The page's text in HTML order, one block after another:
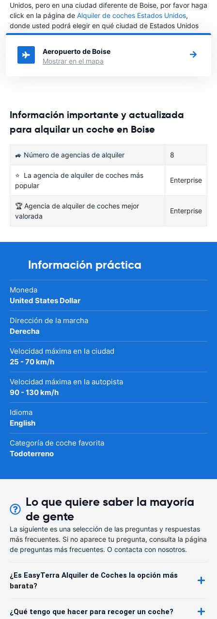
Unidos, pero en una ciudad diferente de Boise, por favor haga
click en la página de Alquiler de coches Estados Unidos,
donde usted podrá elegir en qué ciudad de Estados Unidos
desea alquilar un coche.
Aeropuerto de Boise
Mostrar en el mapa
Información importante y actualizada
para alquilar un coche en Boise
🚙 Número de agencias de alquiler 8
⭐ La agencia de alquiler de coches más
popular
Enterprise
🏆 Agencia de alquiler de coches mejor
valorada
Enterprise
Información práctica
Moneda
United States Dollar
Dirección de la marcha
Derecha
Velocidad máxima en la ciudad
25 - 70 km/h
Velocidad máxima en la autopista
90 - 130 km/h
Idioma
English
Categoría de coche favorita
Todoterreno
Lo que quiere saber la mayoría
de gente
La siguiente es una selección de las preguntas y respuestas
más frecuentes. Si no aparece tu pregunta, consulta la página
de preguntas más frecuentes. O contacta con nosotros.
¿Es EasyTerra Alquiler de Coches la opción más
barata?
¿Qué tengo que hacer para recoger un coche?